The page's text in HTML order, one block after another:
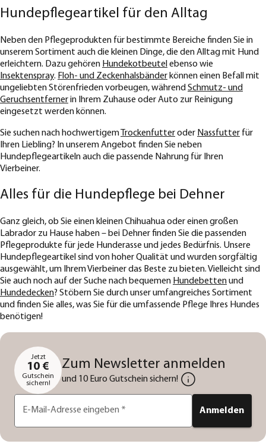
Hundepflegeartikel für den Alltag
Neben den Pflegeprodukten für bestimmte Bereiche finden Sie in
unserem Sortiment auch die kleinen Dinge, die den Alltag mit Hund
erleichtern. Dazu gehören Hundekotbeutel ebenso wie
Insektenspray. Floh- und Zeckenhalsbänder können einen Befall mit
ungeliebten Störenfrieden vorbeugen, während Schmutz- und
Geruchsentfernerin Ihrem Zuhause oder Auto zur Reinigung
eingesetzt werden können.
Sie suchen nach hochwertigemTrockenfutteroder Nassfutter für
Ihren Liebling? In unserem Angebot finden Sie neben
Hundepflegeartikeln auch die passende Nahrung für Ihren
Vierbeiner.
Alles für die Hundepflege bei Dehner
Ganz gleich, ob Sie einen kleinen Chihuahua oder einen großen
Labrador zu Hause haben – bei Dehner finden Sie die passenden
Pflegeprodukte für jede Hunderasse und jedes Bedürfnis. Unsere
Hundepflegeartikel sind von hoher Qualität und wurden sorgfältig
ausgewählt, um Ihrem Vierbeiner das Beste zu bieten. Vielleicht sind
Sie auch noch auf der Suche nach bequemen Hundebettenund
Hundedecken? Stöbern Sie durch unser umfangreiches Sortiment
und finden Sie alles, was Sie für die umfassende Pflege Ihres Hundes
benötigen!
Jetzt
10 €
Gutschein
sichern!
Zum Newsletter anmelden
und 10 Euro Gutschein sichern!
E-Mail-Adresse eingeben * Anmelden